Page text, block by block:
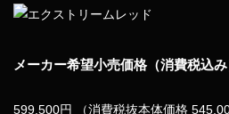
メーカー希望小売価格（消費税込み
599,500円 （消費税抜本体価格